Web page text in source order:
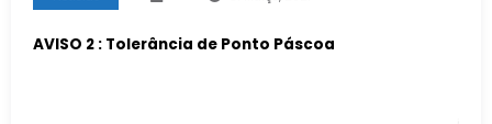
AVISO 2 : Tolerância de Ponto Páscoa